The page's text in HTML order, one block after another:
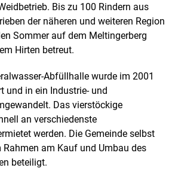
Bis zu 100 Rindern aus
der näheren und weiteren Region
Sommer auf dem Meltingerberg
Hirten betreut.
Abfüllhalle wurde im 2001
und in ein Industrie- und
Das vierstöckige
an verschiedenste
werden. Die Gemeinde selbst
Rahmen am Kauf und Umbau des
beteiligt.